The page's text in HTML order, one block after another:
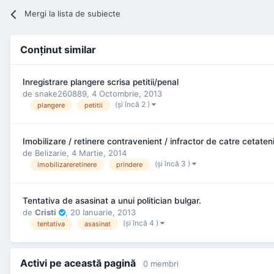
Mergi la lista de subiecte
Conţinut similar
Inregistrare plangere scrisa petitii/penal
de snake260889, 4 Octombrie, 2013
plangere petitii (şi încă 2 )
Imobilizare / retinere contravenient / infractor de catre cetateni
de Belizarie, 4 Martie, 2014
imobilizareretinere prindere (şi încă 3 )
Tentativa de asasinat a unui politician bulgar.
de Cristi , 20 Ianuarie, 2013
tentativa asasinat (şi încă 4 )
Activi pe această pagină 0 membri